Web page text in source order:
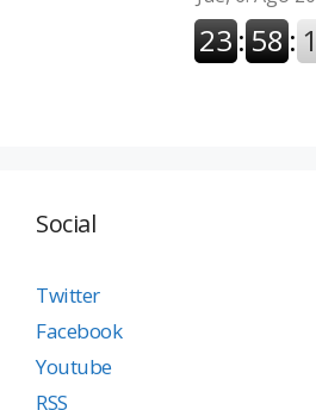
Social
Twitter
Facebook
Youtube
RSS